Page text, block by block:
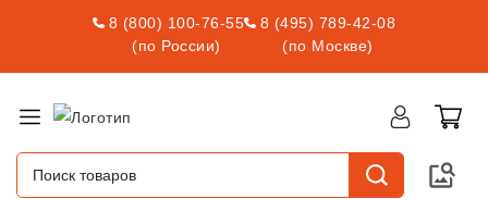
8 (800) 100-76-55
(по России)
8 (495) 789-42-08
(по Москве)